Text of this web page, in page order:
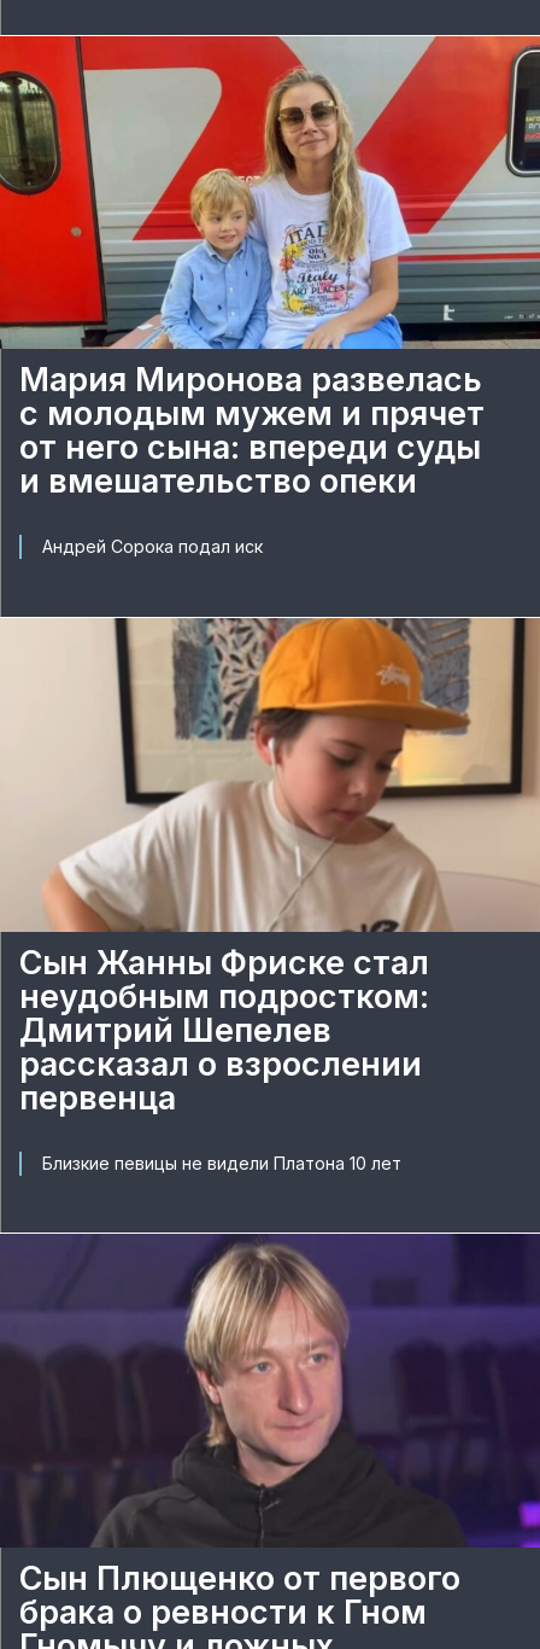
Мария Миронова развелась
с молодым мужем и прячет
от него сына: впереди суды
и вмешательство опеки
Андрей Сорока подал иск
Сын Жанны Фриске стал
неудобным подростком:
Дмитрий Шепелев
рассказал о взрослении
первенца
Близкие певицы не видели Платона 10 лет
Сын Плющенко от первого
брака о ревности к Гном